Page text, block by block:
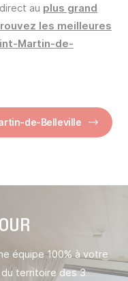
au plus grand
les meilleures
Martin-de-
de-Belleville
équipe 100% à votre
territoire des 3